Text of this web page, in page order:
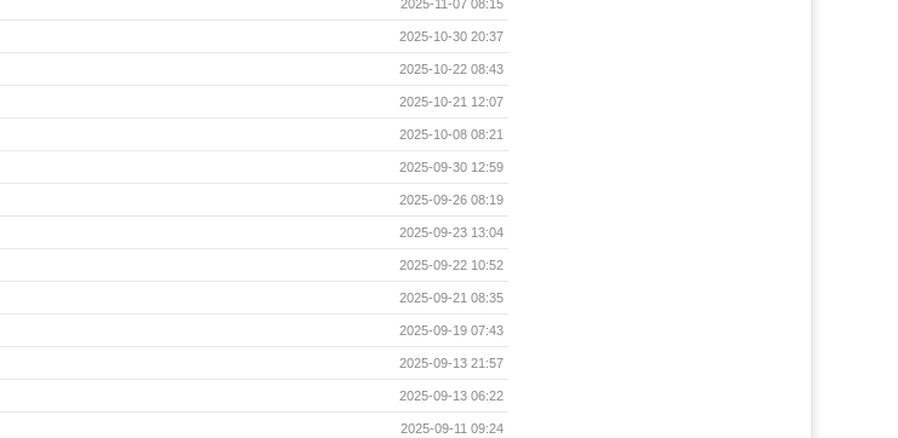
2025-11-07 08:15
2025-10-30 20:37
2025-10-22 08:43
2025-10-21 12:07
2025-10-08 08:21
2025-09-30 12:59
2025-09-26 08:19
2025-09-23 13:04
2025-09-22 10:52
2025-09-21 08:35
2025-09-19 07:43
2025-09-13 21:57
2025-09-13 06:22
2025-09-11 09:24